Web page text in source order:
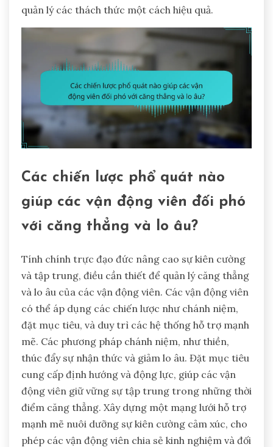
quản lý các thách thức một cách hiệu quả.
Các chiến lược phổ quát nào
giúp các vận động viên đối phó
với căng thẳng và lo âu?
Tính chính trực đạo đức nâng cao sự kiên cường
và tập trung, điều cần thiết để quản lý căng thẳng
và lo âu của các vận động viên. Các vận động viên
có thể áp dụng các chiến lược như chánh niệm,
đặt mục tiêu, và duy trì các hệ thống hỗ trợ mạnh
mẽ. Các phương pháp chánh niệm, như thiền,
thúc đẩy sự nhận thức và giảm lo âu. Đặt mục tiêu
cung cấp định hướng và động lực, giúp các vận
động viên giữ vững sự tập trung trong những thời
điểm căng thẳng. Xây dựng một mạng lưới hỗ trợ
mạnh mẽ nuôi dưỡng sự kiên cường cảm xúc, cho
phép các vận động viên chia sẻ kinh nghiệm và đối